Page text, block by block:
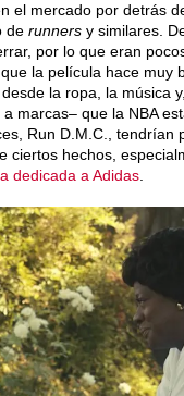
el mercado por detrás
de runners y similares.
por lo que eran
la película hace muy
la ropa, la música
marcas– que la NBA
Run D.M.C., tendrían
ciertos hechos,
dedicada a Adidas